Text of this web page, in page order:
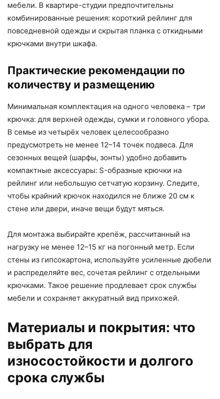
мебели. В квартире-студии предпочтительны
комбинированные решения: короткий рейлинг для
повседневной одежды и скрытая планка с откидными
крючками внутри шкафа.
Практические рекомендации по
количеству и размещению
Минимальная комплектация на одного человека – три
крючка: для верхней одежды, сумки и головного убора.
В семье из четырёх человек целесообразно
предусмотреть не менее 12–14 точек подвеса. Для
сезонных вещей (шарфы, зонты) удобно добавить
компактные аксессуары: S-образные крючки на
рейлинг или небольшую сетчатую корзину. Следите,
чтобы крайний крючок находился не ближе 20 см к
стене или двери, иначе вещи будут мяться.
Для монтажа выбирайте крепёж, рассчитанный на
нагрузку не менее 12–15 кг на погонный метр. Если
стены из гипсокартона, используйте усиленные дюбели
и распределяйте вес, сочетая рейлинг с отдельными
крючками. Такое решение продлевает срок службы
мебели и сохраняет аккуратный вид прихожей.
Материалы и покрытия: что
выбрать для
износостойкости и долгого
срока службы